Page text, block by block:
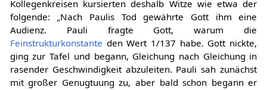
Kollegenkreisen kursierten deshalb Witze wie etwa der
folgende: „Nach Paulis Tod gewährte Gott ihm eine
Audienz. Pauli fragte Gott, warum die
Feinstrukturkonstante den Wert 1/137 habe. Gott nickte,
ging zur Tafel und begann, Gleichung nach Gleichung in
rasender Geschwindigkeit abzuleiten. Pauli sah zunächst
mit großer Genugtuung zu, aber bald schon begann er